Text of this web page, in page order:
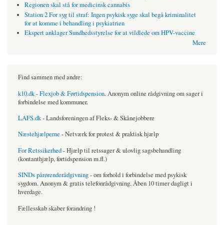
Regionen skal stå for medicinsk cannabis
Station 2 For syg til straf: Ingen psykisk syge skal begå kriminalitet
for at komme i behandling i psykiatrien
Ekspert anklager Sundhedsstyrelse for at vildlede om HPV-vaccine
Mere
Find sammen med andre:
k10.dk - Flexjob & Førtidspension. Anonym online rådgivning om sager i
forbindelse med kommuner.
LAFS.dk- Landsforeningen af Fleks- & Skånejobbere
Næstehjælperne - Netværk for protest & praktisk hjælp
For Retssikerhed- Hjælp til retssager & ulovlig sagsbehandling
(kontanthjælp, førtidspension m.fl.)
SINDs pårørenderådgivning- om forhold i forbindelse med psykisk
sygdom. Anonym & gratis telefonrådgivning. Åben 10 timer dagligt i
hverdage.
Fællesskab skaber forandring !